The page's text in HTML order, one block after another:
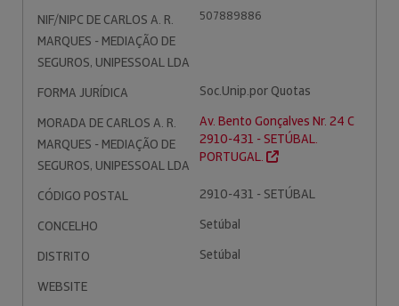
NIF/NIPC DE CARLOS A. R.
MARQUES - MEDIAÇÃO DE
SEGUROS, UNIPESSOAL LDA
507889886
FORMA JURÍDICA
Soc.Unip.por Quotas
MORADA DE CARLOS A. R.
MARQUES - MEDIAÇÃO DE
SEGUROS, UNIPESSOAL LDA
Av. Bento Gonçalves Nr. 24 C
2910-431 - SETÚBAL.
PORTUGAL.
CÓDIGO POSTAL
2910-431 - SETÚBAL
CONCELHO
Setúbal
DISTRITO
Setúbal
WEBSITE